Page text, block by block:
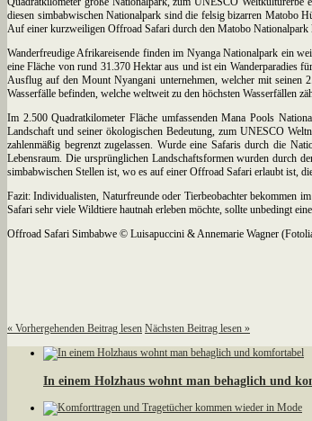
diesen simbabwischen Nationalpark sind die felsig bizarren Matobo
Auf einer kurzweiligen Offroad Safari durch den Matobo
Wanderfreudige Afrikareisende finden im Nyanga Nationalpark ein
eine Fläche von rund 31.370 Hektar aus und ist ein Wanderparadies
Ausflug auf den Mount Nyangani unternehmen, welcher mit seinen
Wasserfälle befinden, welche weltweit zu den höchsten Wasserfällen
Im 2.500 Quadratkilometer Fläche umfassenden Mana Pools
Landschaft und seiner ökologischen Bedeutung, zum UNESCO
zahlenmäßig begrenzt zugelassen. Wurde eine Safaris durch die
Lebensraum. Die ursprünglichen Landschaftsformen wurden durch
simbabwischen Stellen ist, wo es auf einer Offroad Safari erlaubt ist,
Fazit: Individualisten, Naturfreunde oder Tierbeobachter bekommen
Safari sehr viele Wildtiere hautnah erleben möchte, sollte unbedingt
Offroad Safari Simbabwe © Luisapuccini & Annemarie Wagner
« Vorhergehenden Beitrag lesen Nächsten Beitrag lesen »
In einem Holzhaus wohnt man behaglich und